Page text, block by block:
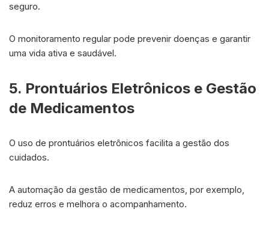
seguro.
O monitoramento regular pode prevenir doenças e garantir
uma vida ativa e saudável.
5. Prontuários Eletrônicos e Gestão
de Medicamentos
O uso de prontuários eletrônicos facilita a gestão dos
cuidados.
A automação da gestão de medicamentos, por exemplo,
reduz erros e melhora o acompanhamento.